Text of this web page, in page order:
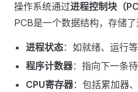
操作系统通过进程控制块（
PCB是一个数据结构，存储了
进程状态：如就绪、运行等
程序计数器：指向下一条
CPU寄存器：包括累加器